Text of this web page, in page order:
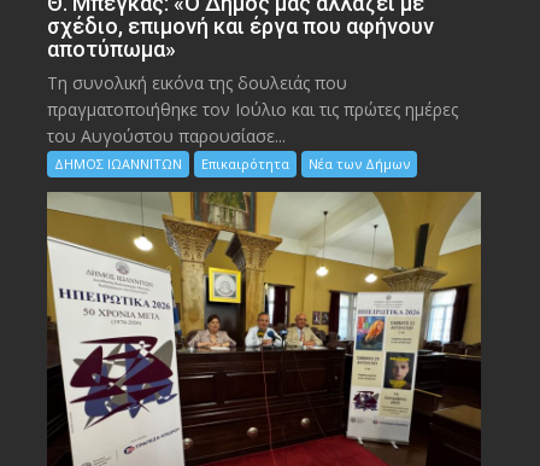
σχέδιο, επιμονή και έργα που αφήνουν
αποτύπωμα»
Τη συνολική εικόνα της δουλειάς που
πραγματοποιήθηκε τον Ιούλιο και τις πρώτες ημέρες
του Αυγούστου παρουσίασε...
ΔΗΜΟΣ ΙΩΑΝΝΙΤΩΝ Επικαιρότητα Νέα των Δήμων